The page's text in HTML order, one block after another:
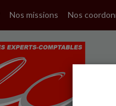
Nos missions Nos